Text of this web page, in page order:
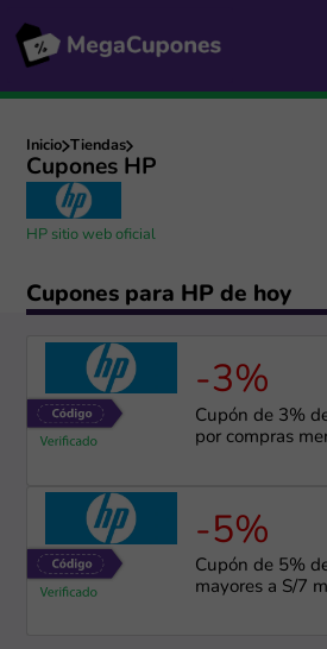
Inicio Tiendas
Cupones HP
HP sitio web oficial
Cupones para HP de hoy
-3%
Cupón de 3%
por compras
-5%
Cupón de 5%
mayores a S/7